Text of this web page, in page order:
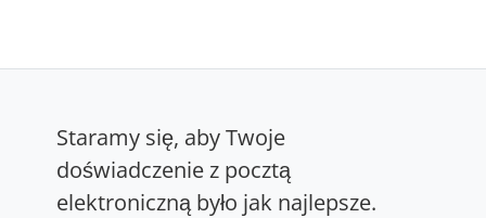
Staramy się, aby Twoje
doświadczenie z pocztą
elektroniczną było jak najlepsze.